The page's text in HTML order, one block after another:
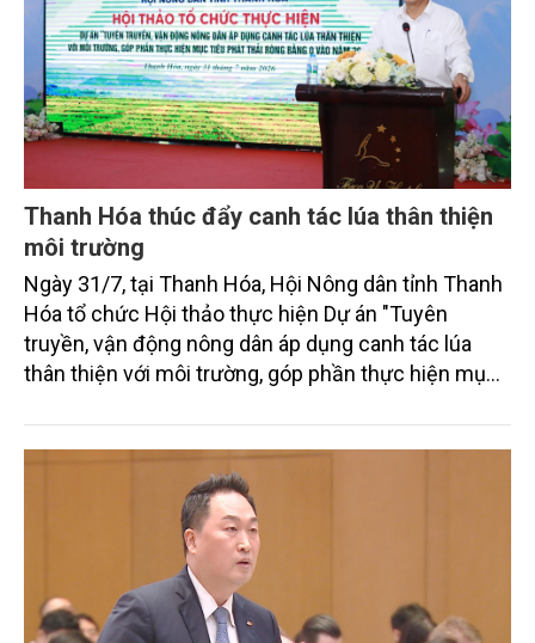
Thanh Hóa thúc đẩy canh tác lúa thân thiện
môi trường
Ngày 31/7, tại Thanh Hóa, Hội Nông dân tỉnh Thanh
Hóa tổ chức Hội thảo thực hiện Dự án "Tuyên
truyền, vận động nông dân áp dụng canh tác lúa
thân thiện với môi trường, góp phần thực hiện mục
trình thu hút sự tham gia của đông đảo đại biểu đến
từ các cơ quan quản lý nhà nước, đơn vị nghiên cứu,
doanh nghiệp, hợp tác xã và nông dân đang trực
tiếp triển khai mô hình sản xuất lúa phát thải thấp.